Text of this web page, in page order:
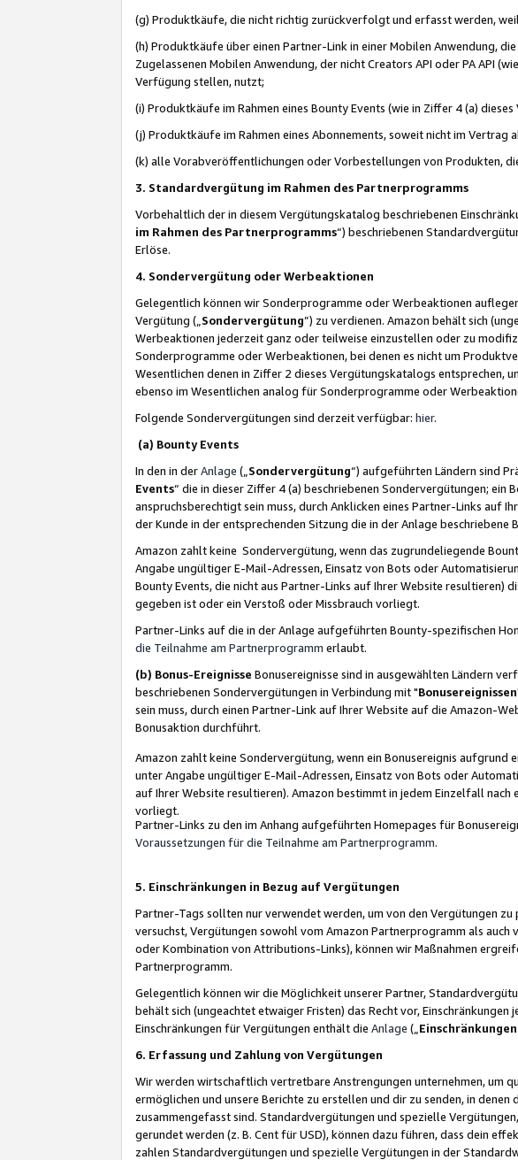
(g) Produktkäufe, die nicht richtig zurückverfolgt und erfasst werden,
(h) Produktkäufe über einen Partner-Link in einer Mobilen Anwendung,
Zugelassenen Mobilen Anwendung, der nicht Creators API oder PA API
Verfügung stellen, nutzt;
(i) Produktkäufe im Rahmen eines Bounty Events (wie in Ziffer 4 (a)
(j) Produktkäufe im Rahmen eines Abonnements, soweit nicht im Vertrag
(k) alle Vorabveröffentlichungen oder Vorbestellungen von Produkten,
3. Standardvergütung im Rahmen des Partnerprogramms
Vorbehaltlich der in diesem Vergütungskatalog beschriebenen
im Rahmen des Partnerprogramms“) beschriebenen
Erlöse.
4. Sondervergütung oder Werbeaktionen
Gelegentlich können wir Sonderprogramme oder Werbeaktionen
Vergütung („ Sondervergütung”) zu verdienen. Amazon behält sich
Werbeaktionen jederzeit ganz oder teilweise einzustellen oder zu
Sonderprogramme oder Werbeaktionen, bei denen es nicht um
Wesentlichen denen in Ziffer 2 dieses Vergütungskatalogs
ebenso im Wesentlichen analog für Sonderprogramme oder
Folgende Sondervergütungen sind derzeit verfügbar: hier.
(a) Bounty Events
In den in derAnlage („ Sondervergütung“) aufgeführten Ländern sind
Events“ die in dieser Ziffer 4 (a) beschriebenen Sondervergütungen; ein
anspruchsberechtigt sein muss, durch Anklicken eines Partner-Links
der Kunde in der entsprechenden Sitzung die in der Anlage beschriebene
Amazon zahlt keine Sondervergütung, wenn das zugrundeliegende
Angabe ungültiger E-Mail-Adressen, Einsatz von Bots oder
Bounty Events, die nicht aus Partner-Links auf Ihrer Website resultieren)
gegeben ist oder ein Verstoß oder Missbrauch vorliegt.
Partner-Links auf die in der Anlage aufgeführten Bounty-spezifischen
die Teilnahme am Partnerprogramm erlaubt.
(b) Bonus-Ereignisse Bonusereignisse sind in ausgewählten Ländern
beschriebenen Sondervergütungen in Verbindung mit "Bonusereignissen
sein muss, durch einen Partner-Link auf Ihrer Website auf die Amazon-
Bonusaktion durchführt.
Amazon zahlt keine Sondervergütung, wenn ein Bonusereignis aufgrund
unter Angabe ungültiger E-Mail-Adressen, Einsatz von Bots oder
auf Ihrer Website resultieren). Amazon bestimmt in jedem Einzelfall
vorliegt.
Partner-Links zu den im Anhang aufgeführten Homepages für
Voraussetzungen für die Teilnahme am Partnerprogramm.
5. Einschränkungen in Bezug auf Vergütungen
Partner-Tags sollten nur verwendet werden, um von den Vergütungen
versuchst, Vergütungen sowohl vom Amazon Partnerprogramm als
oder Kombination von Attributions-Links), können wir Maßnahmen
Partnerprogramm.
Gelegentlich können wir die Möglichkeit unserer Partner,
behält sich (ungeachtet etwaiger Fristen) das Recht vor,
Einschränkungen für Vergütungen enthält die Anlage („
6. Erfassung und Zahlung von Vergütungen
Wir werden wirtschaftlich vertretbare Anstrengungen unternehmen, um
ermöglichen und unsere Berichte zu erstellen und dir zu senden, in
zusammengefasst sind. Standardvergütungen und spezielle
gerundet werden (z. B. Cent für USD), können dazu führen, dass dein
zahlen Standardvergütungen und spezielle Vergütungen in der